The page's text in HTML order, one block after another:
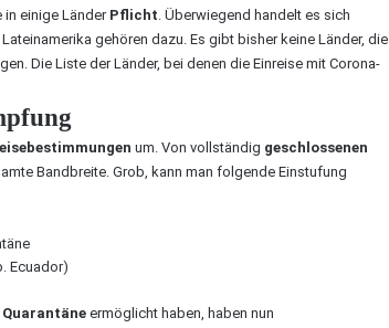
in einige LänderPflicht. Überwiegend handelt es sich
gehören dazu. Es gibt bisher keine Länder, die
Die Liste der Länder, bei denen die Einreise mit Corona-
um. Von vollständig geschlossenen
Bandbreite. Grob, kann man folgende Einstufung
Ecuador)
ermöglicht haben, haben nun